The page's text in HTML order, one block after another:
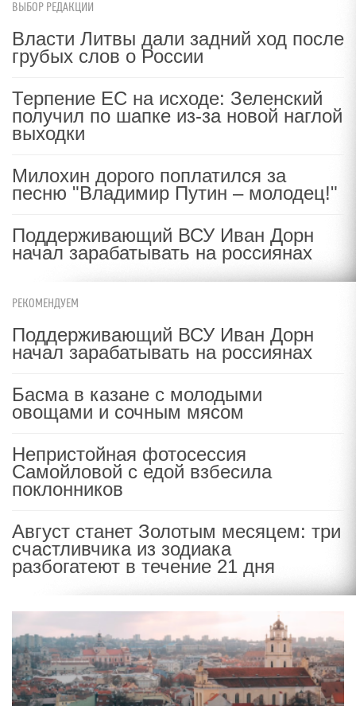
ВЫБОР РЕДАКЦИИ
Власти Литвы дали задний ход после
грубых слов о России
Терпение ЕС на исходе: Зеленский
получил по шапке из-за новой наглой
выходки
Милохин дорого поплатился за
песню "Владимир Путин – молодец!"
Поддерживающий ВСУ Иван Дорн
начал зарабатывать на россиянах
РЕКОМЕНДУЕМ
Поддерживающий ВСУ Иван Дорн
начал зарабатывать на россиянах
Басма в казане с молодыми
овощами и сочным мясом
Непристойная фотосессия
Самойловой с едой взбесила
поклонников
Август станет Золотым месяцем: три
счастливчика из зодиака
разбогатеют в течение 21 дня